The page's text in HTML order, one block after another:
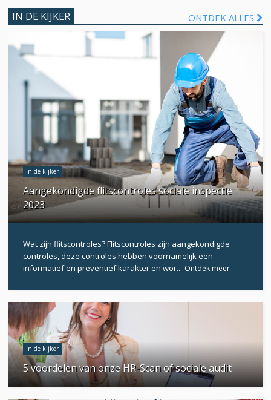
IN DE KIJKER ONTDEK ALLES
in de kijker
Aangekondigde flitscontroles sociale inspectie
2023
Wat zijn flitscontroles? Flitscontroles zijn aangekondigde
controles, deze controles hebben voornamelijk een
informatief en preventief karakter en wor... Ontdek meer
in de kijker
5 voordelen van onze HR-Scan of sociale audit